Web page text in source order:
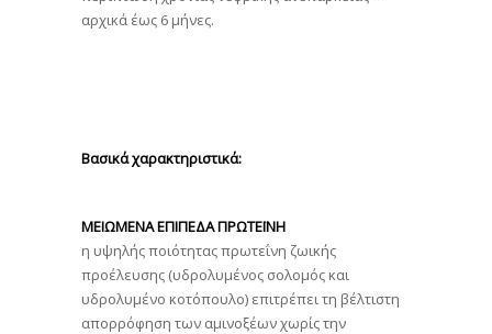
αρχικά έως 6 μήνες.
Βασικά χαρακτηριστικά:
ΜΕΙΩΜΕΝΑ ΕΠΙΠΕΔΑ ΠΡΩΤΕΪΝΗ
η υψηλής ποιότητας πρωτεΐνη ζωικής
προέλευσης (υδρολυμένος σολομός και
υδρολυμένο κοτόπουλο) επιτρέπει τη βέλτιστη
απορρόφηση των αμινοξέων χωρίς την